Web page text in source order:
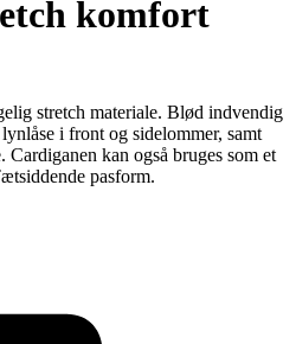
komfort
stretch materiale. Blød indvendig
i front og sidelommer, samt
kan også bruges som et
pasform.